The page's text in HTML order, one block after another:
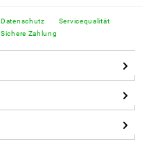
Datenschutz
Sichere Zahlung
Servicequalität